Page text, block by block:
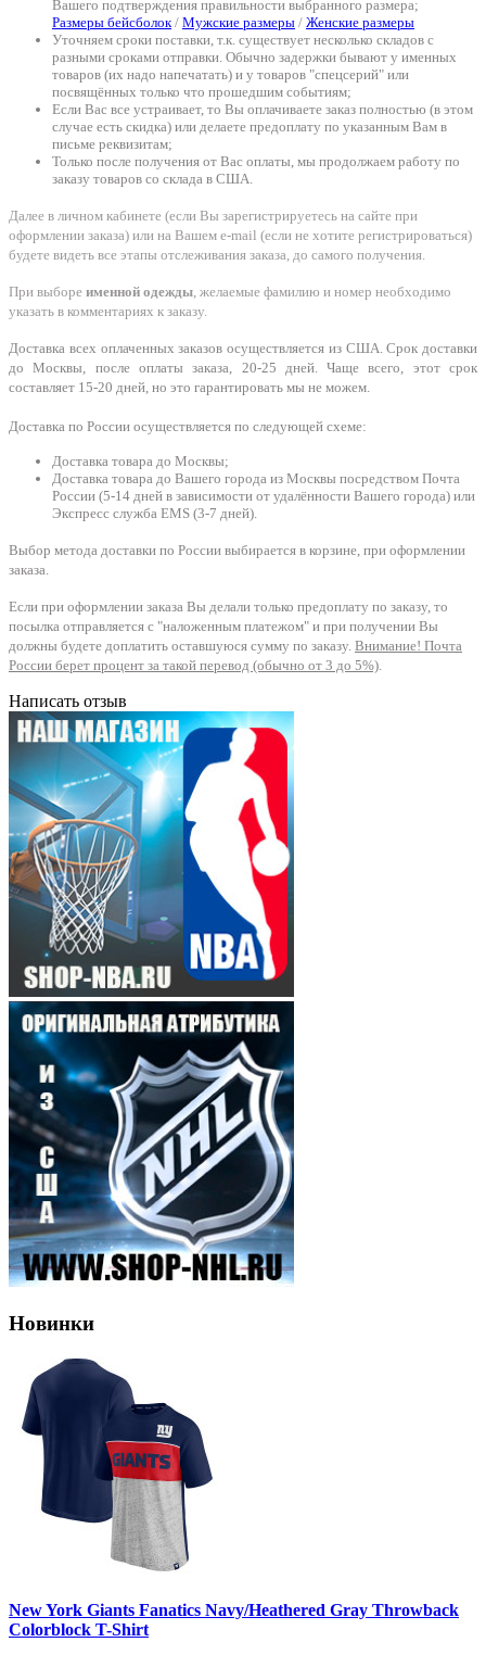
Вашего подтверждения правильности выбранного размера;
Размеры бейсболок/ Мужские размеры / Женские размеры
Уточняем сроки поставки, т.к. существует несколько складов с
разными сроками отправки. Обычно задержки бывают у именных
товаров (их надо напечатать) и у товаров "спецсерий" или
посвящённых только что прошедшим событиям;
Если Вас все устраивает, то Вы оплачиваете заказ полностью (в этом
случае есть скидка) или делаете предоплату по указанным Вам в
письме реквизитам;
Только после получения от Вас оплаты, мы продолжаем работу по
заказу товаров со склада в США.
Далее в личном кабинете (если Вы зарегистрируетесь на сайте при
оформлении заказа) или на Вашем e-mail (если не хотите регистрироваться)
будете видеть все этапы отслеживания заказа, до самого получения.
При выборе именной одежды, желаемые фамилию и номер необходимо
указать в комментариях к заказу.
Доставка всех оплаченных заказов осуществляется из США. Срок доставки
до Москвы, после оплаты заказа, 20-25 дней. Чаще всего, этот срок
составляет 15-20 дней, но это гарантировать мы не можем.
Доставка по России осуществляется по следующей схеме:
Доставка товара до Москвы;
Доставка товара до Вашего города из Москвы посредством Почта
России (5-14 дней в зависимости от удалённости Вашего города) или
Экспресс служба EMS (3-7 дней).
Выбор метода доставки по России выбирается в корзине, при оформлении
заказа.
Если при оформлении заказа Вы делали только предоплату по заказу, то
посылка отправляется с "наложенным платежом" и при получении Вы
должны будете доплатить оставшуюся сумму по заказу. Внимание! Почта
России берет процент за такой перевод (обычно от 3 до 5%).
Написать отзыв
Новинки
New York Giants Fanatics Navy/Heathered Gray Throwback
Colorblock T-Shirt